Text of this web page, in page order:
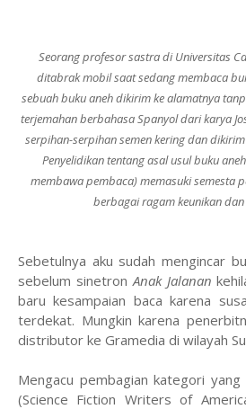
Seorang profesor sastra di Universitas
ditabrak mobil saat sedang membaca
sebuah buku aneh dikirim ke alamatnya
terjemahan berbahasa Spanyol dari karya
serpihan-serpihan semen kering dan
Penyelidikan tentang asal usul buku
membawa pembaca) memasuki semesta
berbagai ragam keunikan
Sebetulnya aku sudah mengincar
sebelum sinetronAnak Jalanan
baru kesampaian baca karena
terdekat. Mungkin karena
distributor ke Gramedia di wilayah
Mengacu pembagian kategori yang
(Science Fiction Writers of